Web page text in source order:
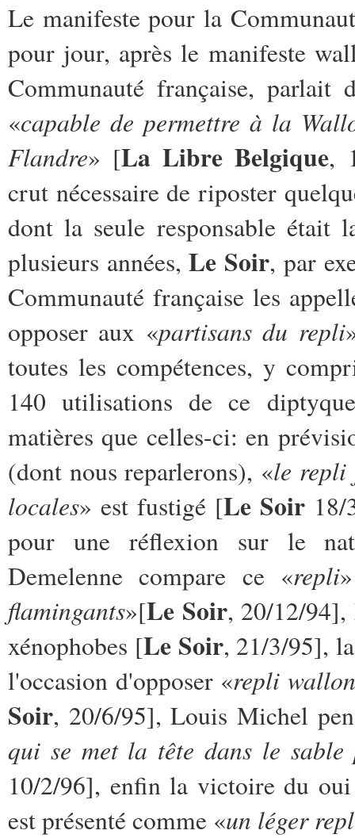
Le manifeste pour la
pour jour, après le manifeste
Communauté française,
«capable de permettre à la
Flandre» [La Libre Belgique,
crut nécessaire de riposter
dont la seule responsable était
plusieurs années,Le Soir, par
Communauté française les
opposer aux «partisans du repli
toutes les compétences, y
140 utilisations de ce
matières que celles-ci: en
(dont nous reparlerons), «le repli
locales» est fustigé [Le Soir
pour une réflexion sur le
Demelenne compare ce «repli
flamingants»[Le Soir, 20/12/94],
xénophobes [Le Soir, 21/3/95],
l'occasion d'opposer «repli
Soir, 20/6/95], Louis Michel
qui se met la tête dans le
10/2/96], enfin la victoire du oui
est présenté comme «un léger